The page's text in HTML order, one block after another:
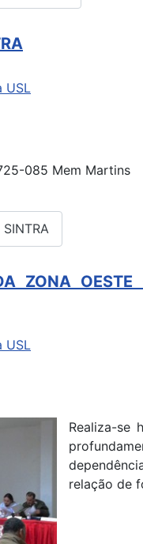
USL
085 Mem Martins
ZONA OESTE
USL
Realiza-se
relação de